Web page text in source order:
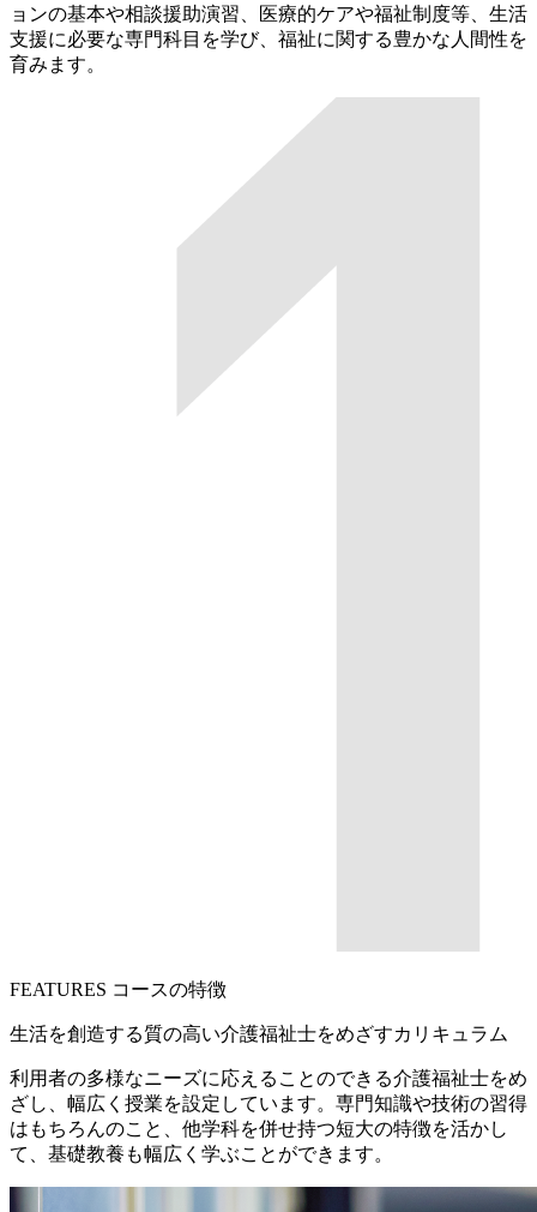
ョンの基本や相談援助演習、医療的ケアや福祉制度等、生活
支援に必要な専門科目を学び、福祉に関する豊かな人間性を
育みます。
FEATURES コースの特徴
生活を創造する質の高い介護福祉士をめざすカリキュラム
利用者の多様なニーズに応えることのできる介護福祉士をめ
ざし、幅広く授業を設定しています。専門知識や技術の習得
はもちろんのこと、他学科を併せ持つ短大の特徴を活かし
て、基礎教養も幅広く学ぶことができます。